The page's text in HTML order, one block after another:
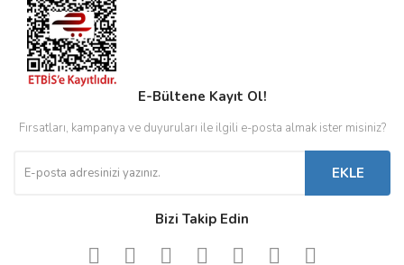
E-Bültene Kayıt Ol!
Fırsatları, kampanya ve duyuruları ile ilgili e-posta almak ister misiniz?
EKLE
Bizi Takip Edin